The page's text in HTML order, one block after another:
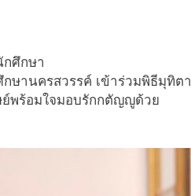
ศึกษา
ษานครสวรรค์ เข้าร่วมพิธีมุทิตา
ย์พร้อมใจมอบรักกตัญญูด้วย